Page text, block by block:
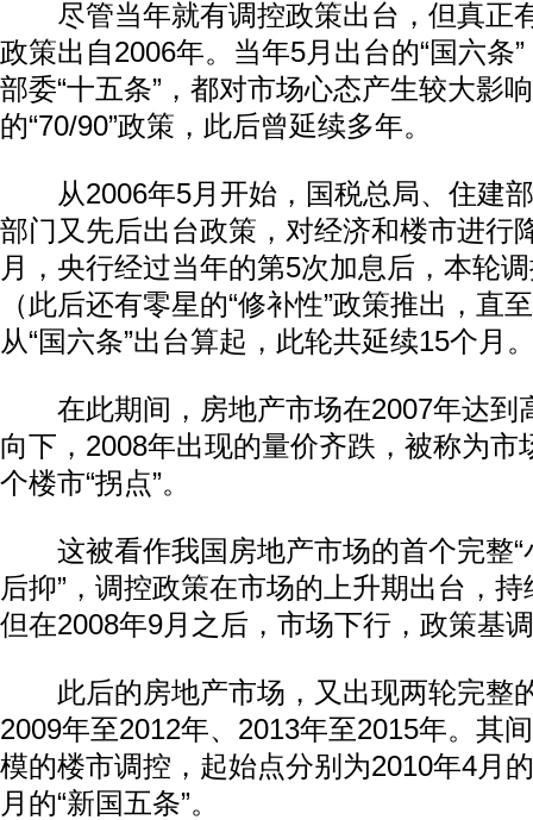
尽管当年就有调控政策出台，但真正
政策出自2006年。当年5月出台的“国六条
部委“十五条”，都对市场心态产生较大影
的“70/90”政策，此后曾延续多年。
从2006年5月开始，国税总局、住建部
部门又先后出台政策，对经济和楼市进行
月，央行经过当年的第5次加息后，本轮
（此后还有零星的“修补性”政策推出，直
从“国六条”出台算起，此轮共延续15个月
在此期间，房地产市场在2007年达到
向下，2008年出现的量价齐跌，被称为市
个楼市“拐点”。
这被看作我国房地产市场的首个完整“
后抑”，调控政策在市场的上升期出台，
但在2008年9月之后，市场下行，政策基
此后的房地产市场，又出现两轮完整
2009年至2012年、2013年至2015年。其
模的楼市调控，起始点分别为2010年4月
月的“新国五条”。
动物系恋人啊 | 钟欣潼体验爱情哲学 南